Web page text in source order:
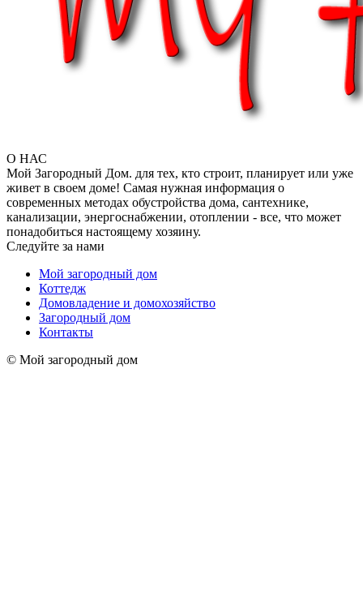
О НАС
Мой Загородный Дом. для тех, кто строит, планирует или уже
живет в своем доме! Самая нужная информация о
современных методах обустройства дома, сантехнике,
канализации, энергоснабжении, отоплении - все, что может
понадобиться настоящему хозяину.
Следуйте за нами
Мой загородный дом
Коттедж
Домовладение и домохозяйство
Загородный дом
Контакты
© Мой загородный дом